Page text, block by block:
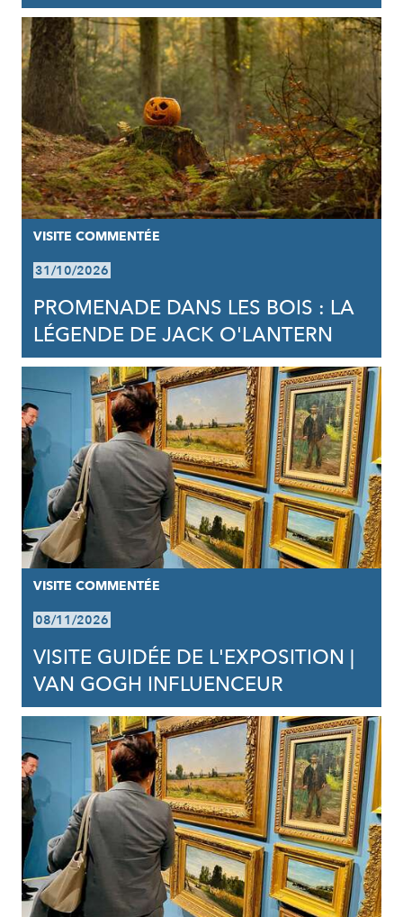
VISITE COMMENTÉE
31/10/2026
PROMENADE DANS LES BOIS : LA
LÉGENDE DE JACK O'LANTERN
VISITE COMMENTÉE
08/11/2026
VISITE GUIDÉE DE L'EXPOSITION |
VAN GOGH INFLUENCEUR